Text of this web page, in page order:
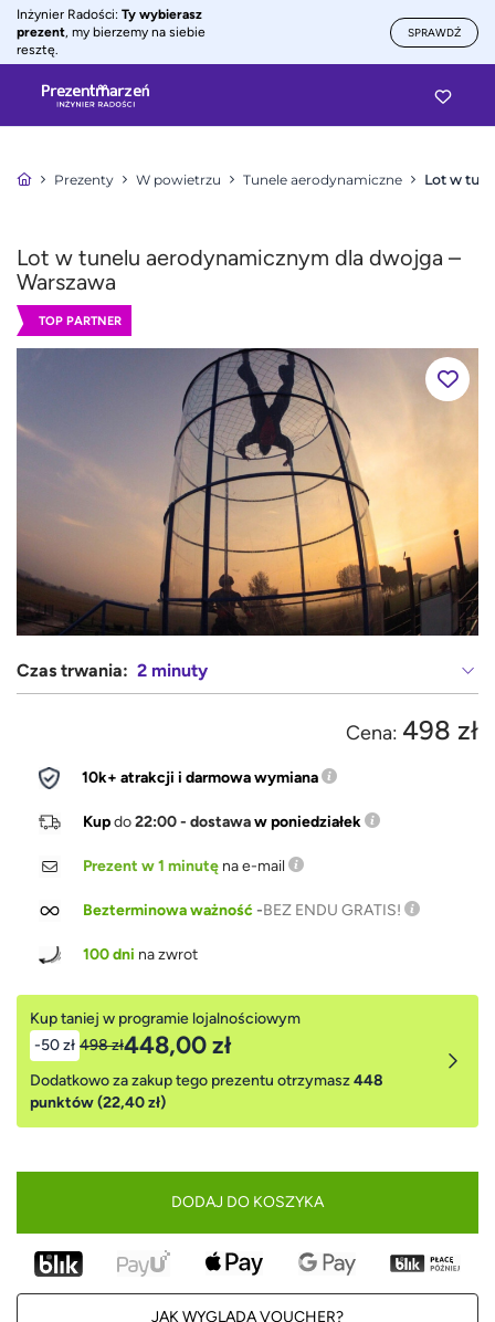
Inżynier Radości: Ty wybierasz
prezent, my bierzemy na siebie
resztę.
SPRAWDŹ
Prezenty W powietrzu Tunele aerodynamiczne Lot w
Lot w tunelu aerodynamicznym dla dwojga –
Warszawa
TOP PARTNER
Czas trwania: 2 minuty
Cena: 498 zł
10k+ atrakcji i darmowa wymiana
Kupdo22:00 - dostawaw poniedziałek
Prezent w 1 minutę na e-mail
Bezterminowa ważność-BEZ ENDU GRATIS!
100 dni na zwrot
Kup taniej w programie lojalnościowym
-50 zł 498 zł448,00 zł
Dodatkowo za zakup tego prezentu otrzymasz448
punktów (22,40 zł)
DODAJ DO KOSZYKA
JAK WYGLĄDA VOUCHER?